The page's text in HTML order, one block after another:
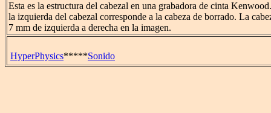
Esta es la estructura del cabezal en una grabadora de cinta
la izquierda del cabezal corresponde a la cabeza de borrado. La
7 mm de izquierda a derecha en la imagen.
HyperPhysics*****Sonido